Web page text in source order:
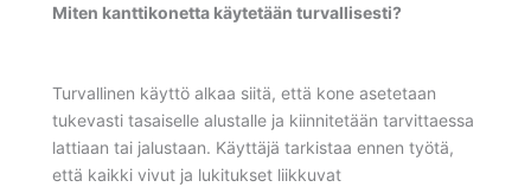
Miten kanttikonetta käytetään turvallisesti?
Turvallinen käyttö alkaa siitä, että kone asetetaan
tukevasti tasaiselle alustalle ja kiinnitetään tarvittaessa
lattiaan tai jalustaan. Käyttäjä tarkistaa ennen työtä,
että kaikki vivut ja lukitukset liikkuvat